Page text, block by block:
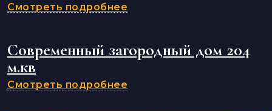
Смотреть подробнее
Современный загородный дом 204
м.кв
Смотреть подробнее